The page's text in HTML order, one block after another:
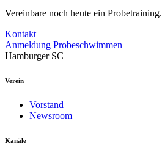
Vereinbare noch heute ein Probetraining.
Kontakt
Anmeldung Probeschwimmen
Hamburger SC
Verein
Vorstand
Newsroom
Kanäle